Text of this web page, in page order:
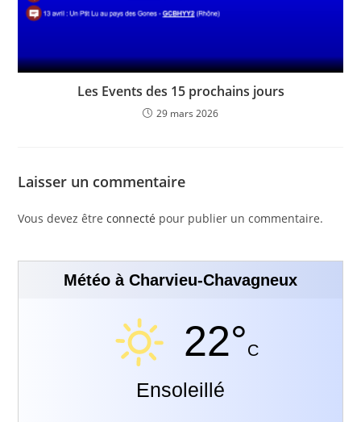
Les Events des 15 prochains jours
29 mars 2026
Laisser un commentaire
Vous devez êtreconnecté pour publier un commentaire.
Météo à Charvieu-Chavagneux
22°C
Ensoleillé